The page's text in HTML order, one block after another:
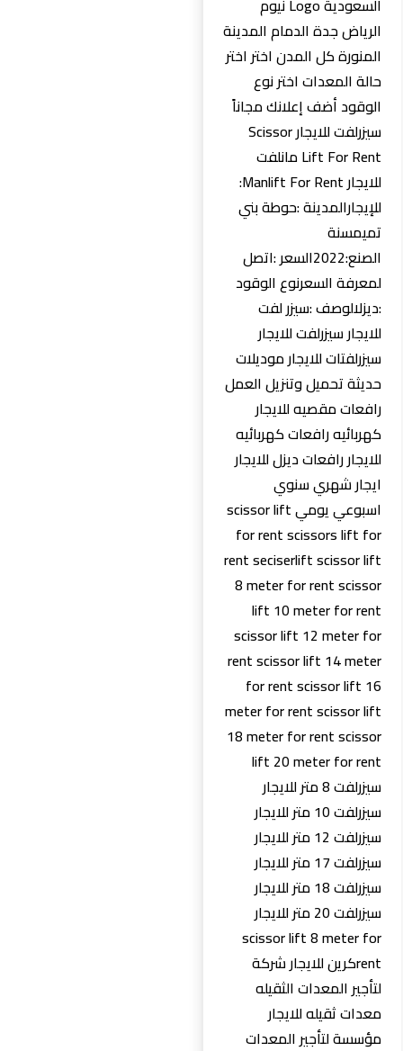
السعودية Logo نيوم
الرياض جدة الدمام المدينة
المنورة كل المدن اختر اختر
حالة المعدات اختر نوع
الوقود أضف إعلانك مجاناً
سيزرلفت للايجار Scissor
Lift For Rent مانلفت
للايجار Manlift For Rent:
للإيجارالمدينة :حوطة بني
تميمسنة
الصنع:2022السعر :اتصل
لمعرفة السعرنوع الوقود
:ديزلالوصف :سيزر لفت
للايجار سيزرلفت للايجار
سيزرلفتات للايجار موديلات
حديثة تحميل وتنزيل العمل
رافعات مقصيه للايجار
كهربائيه رافعات كهربائيه
للايجار رافعات ديزل للايجار
ايجار شهري سنوي
اسبوعي يومي scissor lift
for rent scissors lift for
rent seciserlift scissor lift
8 meter for rent scissor
lift 10 meter for rent
scissor lift 12 meter for
rent scissor lift 14 meter
for rent scissor lift 16
meter for rent scissor lift
18 meter for rent scissor
lift 20 meter for rent
سيزرلفت 8 متر للايجار
سيزرلفت 10 متر للايجار
سيزرلفت 12 متر للايجار
سيزرلفت 17 متر للايجار
سيزرلفت 18 متر للايجار
سيزرلفت 20 متر للايجار
scissor lift 8 meter for
rentكرين للايجار شركة
لتأجير المعدات الثقيله
معدات ثقيله للايجار
مؤسسة لتأجير المعدات